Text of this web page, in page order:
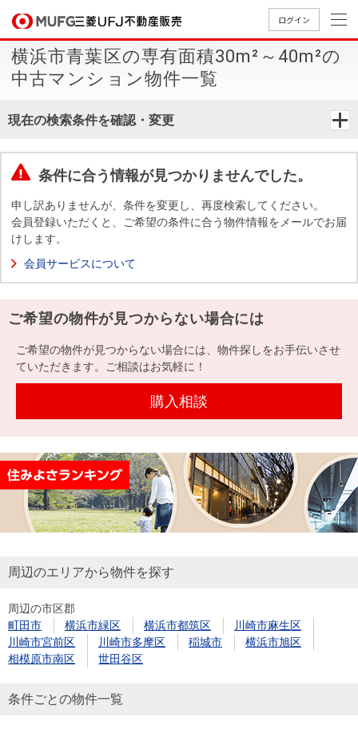
ログイン
買いたいTOP
中古
マン
ンを
探す
築・
一戸
建て
す
用
物
件
を
す
件を
探す
購入向け
サービス
住宅ロー
ンシミュ
住まい1プ
ラス（お
売りたいTOP
無
料
定
却
談
売却
金額
試算
売却向け
周辺相場
住まい1プ
住まいと
暮らしの
（電子ブ
売却ガイ
ド
店舗案内TOP
店舗のご
案内（首
案内（名
案内（関
会社情報TOP
ごあいさ
つ
要
Way
経営ビジ
ョン
組織図
役員一
沿革
本社地
図
（電子ブ
ック版）
採用情報TOP
新卒採用
情報
採用情報
買いたい
売りたい
店舗案内
会社情報
採用情報
提携企業にお勤めの方
閉じる
横浜市青葉区の専有面積30m²～40m²の
中古マンション物件一覧
現在の検索条件を確認・変更
条件に合う情報が見つかりませんでした。
申し訳ありませんが、条件を変更し、再度検索してください。
会員登録いただくと、ご希望の条件に合う物件情報をメールでお届
けします。
会員サービスについて
ご希望の物件が見つからない場合には
ご希望の物件が見つからない場合には、物件探しをお手伝いさせ
ていただきます。ご相談はお気軽に！
購入相談
周辺のエリアから物件を探す
周辺の市区郡
町田市
横浜市緑区 横浜市都筑区
川崎市麻生区
川崎市宮前区
川崎市多摩区 稲城市
横浜市旭区
相模原市南区
世田谷区
条件ごとの物件一覧